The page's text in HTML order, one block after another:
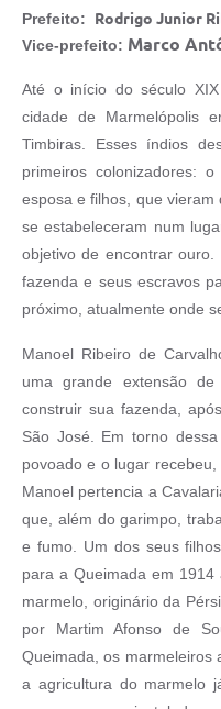
Prefeito: Rodrigo Junior
Vice-prefeito: Marco
Até o início do século
cidade de Marmelópolis
Timbiras. Esses índios
primeiros colonizadores:
esposa e filhos, que vieram
se estabeleceram num
objetivo de encontrar
fazenda e seus escravos
próximo, atualmente onde
Manoel Ribeiro de
uma grande extensão
construir sua fazenda,
São José. Em torno
povoado e o lugar
Manoel pertencia a
que, além do garimpo,
e fumo. Um dos seus
para a Queimada em
marmelo, originário da
por Martim Afonso de
Queimada, os marmeleiros
a agricultura do marmelo